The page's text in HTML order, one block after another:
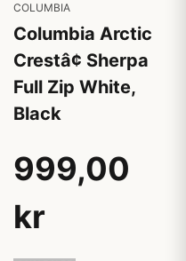
COLUMBIA
Columbia Arctic
Crestâ¢ Sherpa
Full Zip White,
Black
999,00
kr